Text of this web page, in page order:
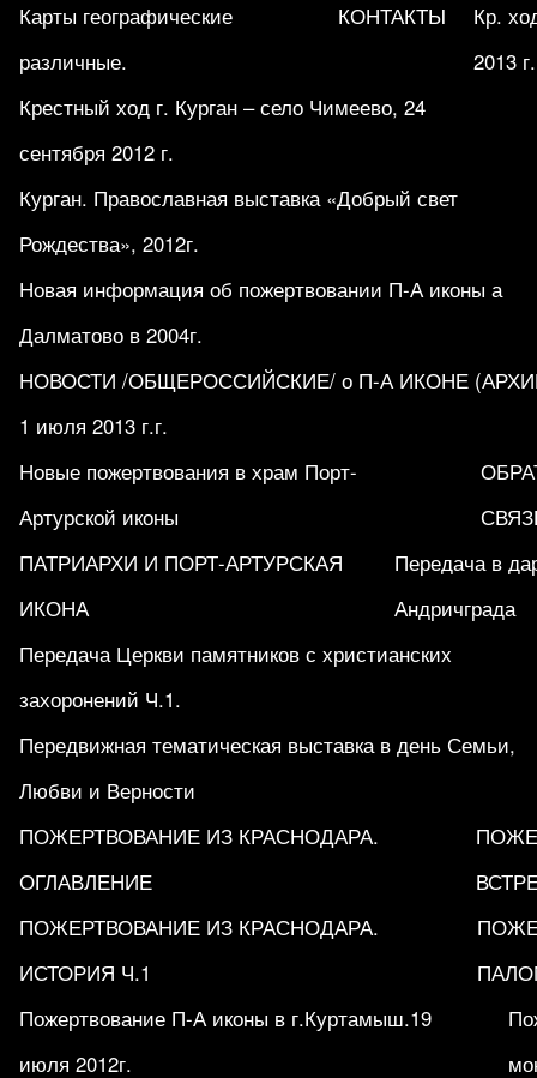
Карты географические
различные.
КОНТАКТЫ
Кр.
2013 г.
Крестный ход г. Курган – село Чимеево, 24
сентября 2012 г.
Курган. Православная выставка «Добрый свет
Рождества», 2012г.
Новая информация об пожертвовании П-А иконы а
Далматово в 2004г.
НОВОСТИ /ОБЩЕРОССИЙСКИЕ/ о П-А ИКОНЕ (АРХИВ
1 июля 2013 г.г.
Новые пожертвования в храм Порт-
Артурской иконы
ПАТРИАРХИ И ПОРТ-АРТУРСКАЯ
ИКОНА
Передача в
Андричграда
Передача Церкви памятников с христианских
захоронений Ч.1.
Передвижная тематическая выставка в день Семьи,
Любви и Верности
ПОЖЕРТВОВАНИЕ ИЗ КРАСНОДАРА.
ОГЛАВЛЕНИЕ
ПОЖЕРТВОВАНИЕ ИЗ КРАСНОДАРА.
ИСТОРИЯ Ч.1
Пожертвование П-А иконы в г.Куртамыш.19
июля 2012г.